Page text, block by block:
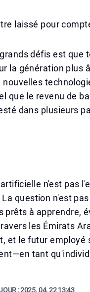
laissé pour
défis est que
la génération plus
nouvelles
que le revenu de
dans plusieurs
n'est pas
question n'est
prêts à apprendre,
les Émirats
et le futur employé
tant
:2025. 04. 22 13:43